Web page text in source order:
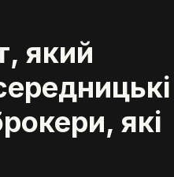
який
які